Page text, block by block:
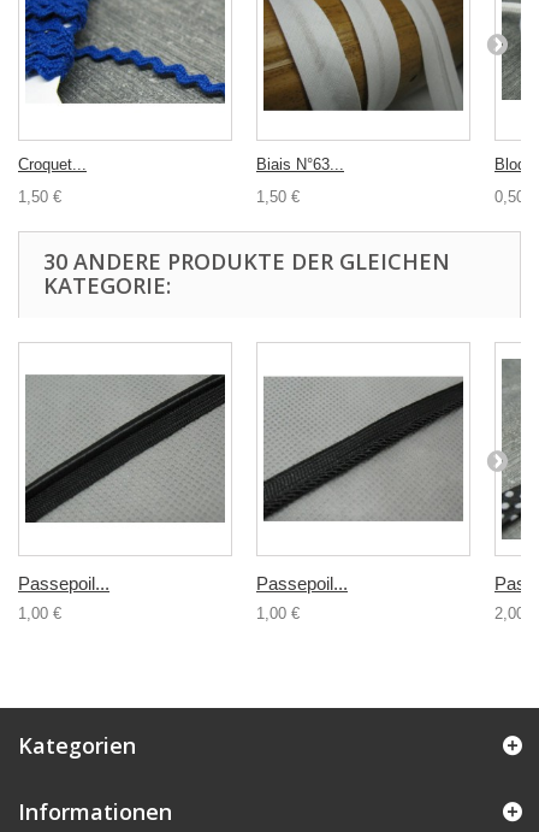
Croquet...
1,50 €
Biais N°63...
1,50 €
0,50 €
30 ANDERE PRODUKTE DER GLEICHEN
KATEGORIE:
Passepoil...
1,00 €
Passepoil...
1,00 € 2,00 €
Kategorien
Informationen